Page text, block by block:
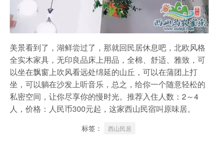
美景看到了，湖鲜尝过了，那就回民居休息吧，北欧风格
全实木家具，无印良品床上用品，全棉、舒适、雅致，可
以坐在飘窗上吹风看远处绵延的山丘，可以在蒲团上打
坐，可以躺在沙发上听音乐，总之，给你一个随意轻松的
私密空间，让你尽享你的慢时光。推荐入住人数：2～4
人，价格：人民币300元起，这家西山民宿叫原味居。
标签： 西山民居